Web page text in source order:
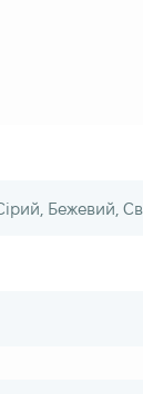
Бежевий,